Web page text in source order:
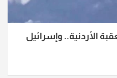
الأردنية.. وإسرائيل